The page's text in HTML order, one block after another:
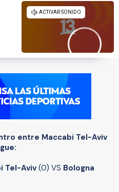
entre Maccabi Tel-Aviv
Tel-Aviv (0) VS Bologna